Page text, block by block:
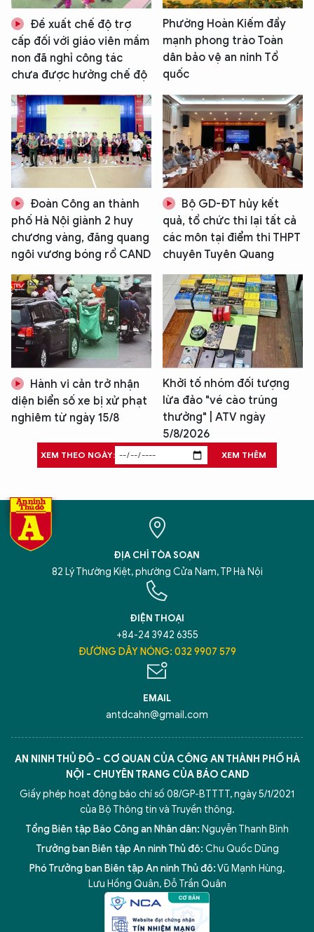
Đề xuất chế độ trợ
cấp đối với giáo viên mầm
non đã nghỉ công tác
chưa được hưởng chế độ
Phường Hoàn Kiếm đẩy
mạnh phong trào Toàn
dân bảo vệ an ninh Tổ
quốc
Đoàn Công an thành
phố Hà Nội giành 2 huy
chương vàng, đăng quang
ngôi vương bóng rổ CAND
Bộ GD-ĐT hủy kết
quả, tổ chức thi lại tất cả
các môn tại điểm thi THPT
chuyên Tuyên Quang
Hành vi cản trở nhận
diện biển số xe bị xử phạt
nghiêm từ ngày 15/8
Khởi tố nhóm đối tượng
lừa đảo "vé cào trúng
thưởng" | ATV ngày
5/8/2026
XEM THEO NGÀY: XEM THÊM
ĐỊA CHỈ TÒA SOẠN
82 Lý Thường Kiệt, phường Cửa Nam, TP Hà Nội
ĐIỆN THOẠI
+84-24 3942 6355
ĐƯỜNG DÂY NÓNG: 032 9907 579
EMAIL
antdcahn@gmail.com
AN NINH THỦ ĐÔ - CƠ QUAN CỦA CÔNG AN THÀNH PHỐ HÀ
NỘI - CHUYÊN TRANG CỦA BÁO CAND
Giấy phép hoạt động báo chí số 08/GP-BTTTT, ngày 5/1/2021
của Bộ Thông tin và Truyền thông.
Tổng Biên tập Báo Công an Nhân dân: Nguyễn Thanh Bình
Trưởng ban Biên tập An ninh Thủ đô: Chu Quốc Dũng
Phó Trưởng ban Biên tập An ninh Thủ đô:Vũ Mạnh Hùng,
Lưu Hồng Quân, Đỗ Trần Quân
5 điểm nghẽn của Hà Nội giải pháp xử lý điểm nghẽn của